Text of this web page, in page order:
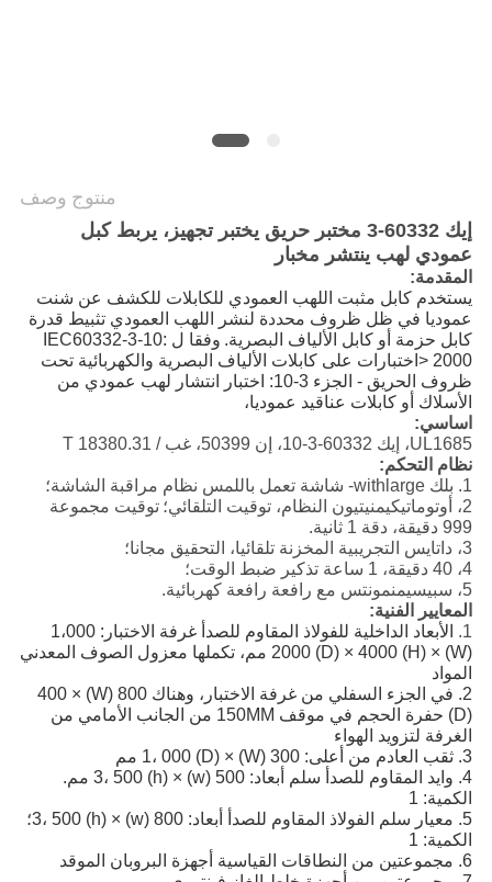
منتوج وصف
إيك 60332-3 مختبر حريق يختبر تجهيز، يربط كبل
عمودي لهب ينتشر مخبار
المقدمة:
يستخدم كابل مثبت اللهب العمودي للكابلات للكشف عن شنت
عموديا في ظل ظروف محددة لنشر اللهب العمودي تثبيط قدرة
كابل حزمة أو كابل الألياف البصرية.
وفقا ل IEC60332-3-10:
2000 <اختبارات على كابلات الألياف البصرية والكهربائية تحت
ظروف الحريق - الجزء 3-10: اختبار انتشار لهب عمودي من
الأسلاك أو كابلات عناقيد عموديا،
اساسي:
UL1685، إيك 60332-3-10، إن 50399، غب / T 18380.31
نظام التحكم:
1. بلك withlarge- شاشة تعمل باللمس نظام مراقبة الشاشة؛
2، أوتوماتيكيمنيتيون النظام، توقيت التلقائي؛
توقيت مجموعة
999 دقيقة، دقة 1 ثانية.
3، داتايس التجريبية المخزنة تلقائيا، التحقيق مجانا؛
4، 40 دقيقة، 1 ساعة تذكير ضبط الوقت؛
5، سبيسيمنمونتس مع رافعة رافعة كهربائية.
المعايير الفنية:
1.
الأبعاد الداخلية للفولاذ المقاوم للصدأ غرفة الاختبار: 1،000
(W) × 2000 (D) × 4000 (H) مم، تكملها معزول الصوف المعدني
المواد
2. في الجزء السفلي من غرفة الاختبار، وهناك 800 (W) × 400
(D) حفرة الحجم في موقف 150MM من الجانب الأمامي من
الغرفة لتزويد الهواء
3. ثقب العادم من أعلى: 300 (W) × 1، 000 (D) مم
4. وايد المقاوم للصدأ سلم أبعاد: 500 (w) × 3، 500 (h) مم.
الكمية: 1
5. معيار سلم الفولاذ المقاوم للصدأ أبعاد: 800 (w) × 3، 500 (h)؛
الكمية: 1
6. مجموعتين من النطاقات القياسية أجهزة البروبان الموقد